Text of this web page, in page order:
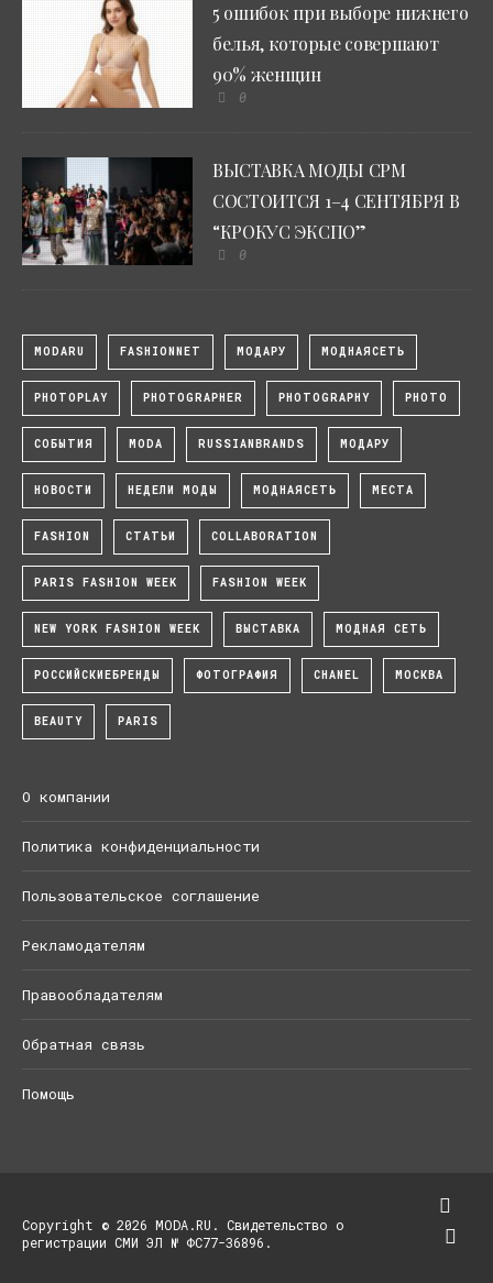
5 ошибок при выборе нижнего
белья, которые совершают
90% женщин
0
ВЫСТАВКА МОДЫ CPM
СОСТОИТСЯ 1–4 СЕНТЯБРЯ В
“КРОКУС ЭКСПО”
0
MODARU FASHIONNET МОДАРУ МОДНАЯСЕТЬ
PHOTOPLAY PHOTOGRAPHER PHOTOGRAPHY PHOTO
СОБЫТИЯ MODA RUSSIANBRANDS МОДАРУ
НОВОСТИ НЕДЕЛИ МОДЫ МОДНАЯСЕТЬ МЕСТА
FASHION СТАТЬИ COLLABORATION
PARIS FASHION WEEK FASHION WEEK
NEW YORK FASHION WEEK ВЫСТАВКА МОДНАЯ СЕТЬ
РОССИЙСКИЕБРЕНДЫ ФОТОГРАФИЯ CHANEL МОСКВА
BEAUTY PARIS
О компании
Политика конфиденциальности
Пользовательское соглашение
Рекламодателям
Правообладателям
Обратная связь
Помощь
Copyright © 2026 MODA.RU. Свидетельство о
регистрации СМИ ЭЛ № ФС77-36896.